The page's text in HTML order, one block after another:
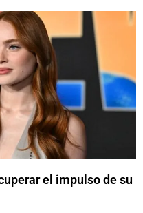
el impulso de su